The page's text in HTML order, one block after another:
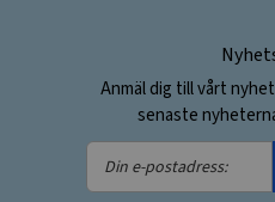
Anmäl dig till vårt
senaste
Din
e-